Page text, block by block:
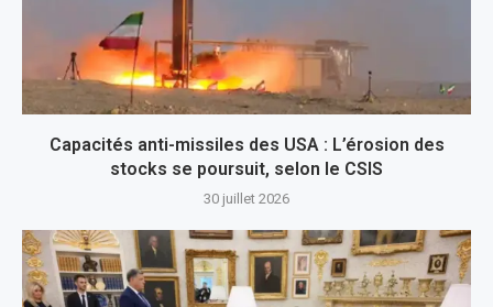
Capacités anti-missiles des USA : L’érosion des
stocks se poursuit, selon le CSIS
30 juillet 2026